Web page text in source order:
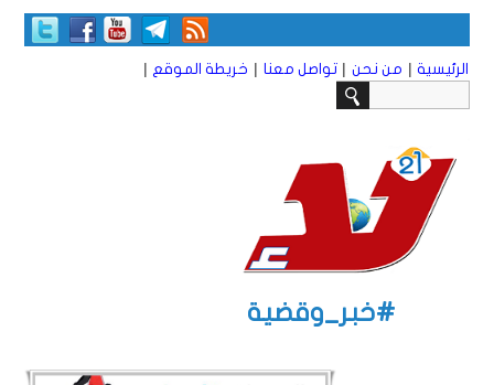
الرئيسية | من نحن | تواصل معنا | خريطة الموقع |
#خبر_وقضية